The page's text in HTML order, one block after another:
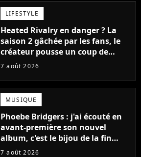
LIFESTYLE
Heated Rivalry en danger ? La
saison 2 gâchée par les fans, le
créateur pousse un coup de
gueule
7 août 2026
MUSIQUE
Phoebe Bridgers : j'ai écouté en
avant-première son nouvel
album, c'est le bijou de la fin
d'été
7 août 2026